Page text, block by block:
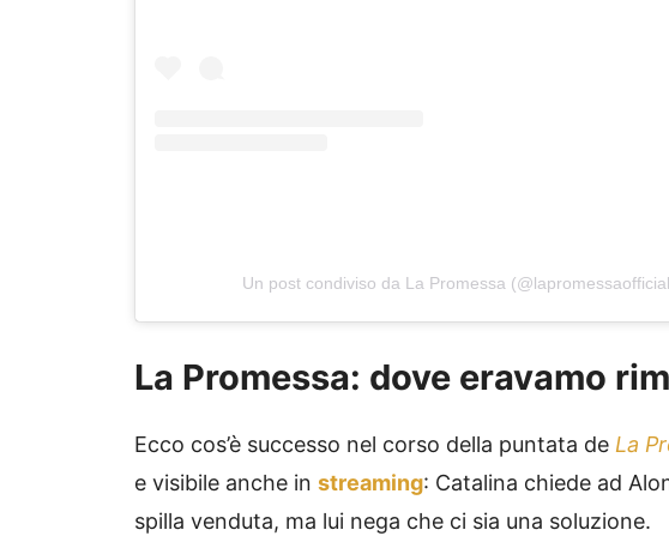
Un post condiviso da La Promessa
La Promessa: dove eravamo
Ecco cos’è successo nel corso della puntata de La
e visibile anche in streaming: Catalina chiede ad
spilla venduta, ma lui nega che ci sia una soluzione.